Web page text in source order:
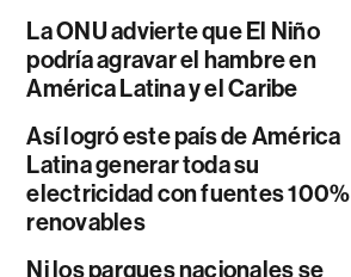
La ONU advierte que El Niño
podría agravar el hambre en
América Latina y el Caribe
Así logró este país de América
Latina generar toda su
electricidad con fuentes 100%
renovables
Ni los parques nacionales se